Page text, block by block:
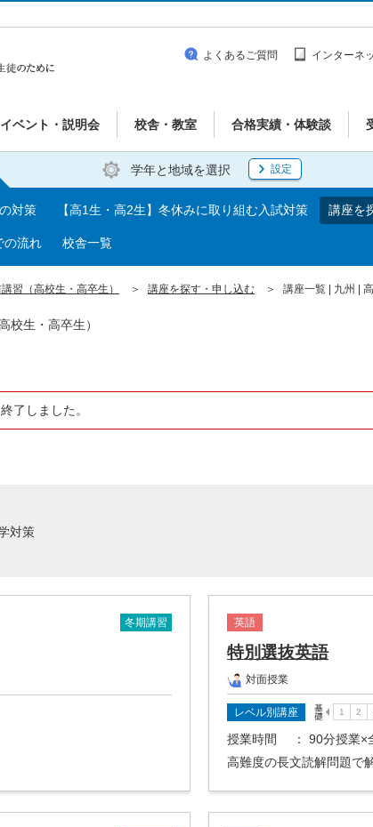
イベント・説明会 校舎・教室 合格実績・体験談
よくあるご質問 インターネ
学年と地域を選択 設定
対策 【高1生・高2生】冬休みに取り組む入試対策 講座を
の流れ 校舎一覧
習（高校生・高卒生） 講座を探す・申し込む 講座一覧 | 九州 |
校生・高卒生）
了しました。
対策
冬期講習 英語
特別選抜英語
対面授業
レベル別講座
授業時間
： 90分授業×
高難度の長文読解問題で